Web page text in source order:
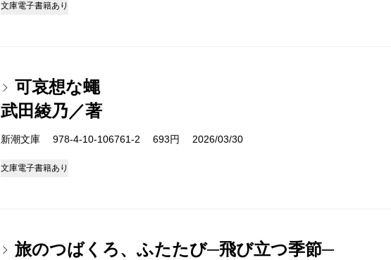
文庫電子書籍あり
可哀想な蠅
武田綾乃／著
新潮文庫 978-4-10-106761-2 693円 2026/03/30
文庫電子書籍あり
旅のつばくろ、ふたたび─飛び立つ季節─